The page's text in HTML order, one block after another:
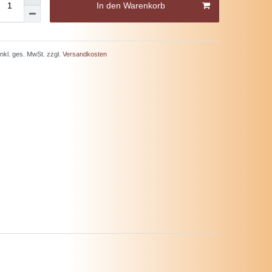
In den Warenkorb
ges. MwSt. zzgl. Versandkosten